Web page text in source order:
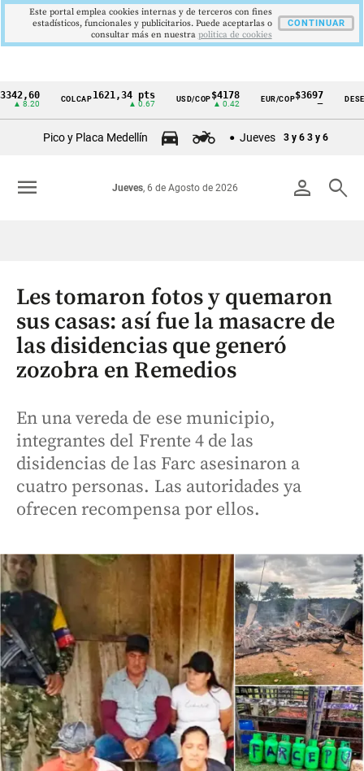
Cintillo
Colombia
COLCAP1621,34 pts USD/COP$4178
▲ 0.42
EUR/COP$3697
—
Pico y Placa Medellín Jueves 3 y 6 3 y 6
person search
Jueves, 6 de Agosto de 2026
menu
Les tomaron fotos y quemaron
sus casas: así fue la masacre de
las disidencias que generó
zozobra en Remedios
En una vereda de ese municipio,
integrantes del Frente 4 de las
disidencias de las Farc asesinaron a
cuatro personas. Las autoridades ya
ofrecen recompensa por ellos.
Este portal emplea cookies internas y de terceros con fines
estadísticos, funcionales y publicitarios. Puede aceptarlas o
consultar más en nuestra politica de cookies
CONTINUAR